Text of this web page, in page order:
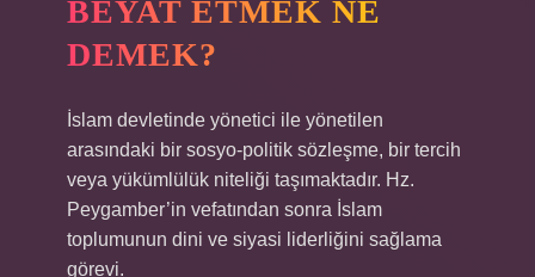
BEYAT ETMEK NE
DEMEK?
İslam devletinde yönetici ile yönetilen
arasındaki bir sosyo-politik sözleşme, bir tercih
veya yükümlülük niteliği taşımaktadır. Hz.
Peygamber’in vefatından sonra İslam
toplumunun dini ve siyasi liderliğini sağlama
görevi.